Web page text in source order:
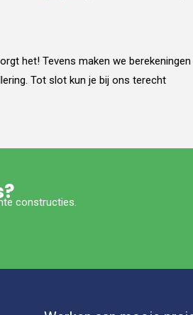
het! Tevens maken we
Tot slot kun je bij ons terecht
constructies.